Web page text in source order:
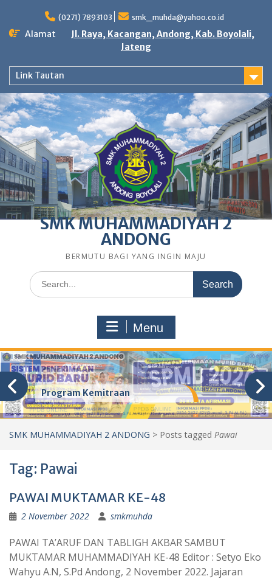
content
(0271) 7893103 smk_muhda@yahoo.co.id
Alamat
Jl. Raya, Kacangan, Andong, Kab. Boyolali,
Jateng
Link Tautan
SMK MUHAMMADIYAH 2
ANDONG
BERMUTU BAGI YANG INGIN MAJU
Search
for:
Menu
Program Kemitraan
SMK MUHAMMADIYAH 2 ANDONG > Posts tagged Pawai
Tag: Pawai
PAWAI MUKTAMAR KE-48
2 November 2022 smkmuhda
PAWAI TA’ARUF DAN TABLIGH AKBAR SAMBUT
MUKTAMAR MUHAMMADIYAH KE-48 Editor : Setyo Eko
Wahyu A.N, S.Pd Andong, 2 November 2022. Jajaran